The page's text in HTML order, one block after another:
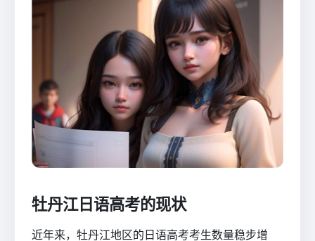
牡丹江日语高考的现状
近年来，牡丹江地区的日语高考考生数量稳步增